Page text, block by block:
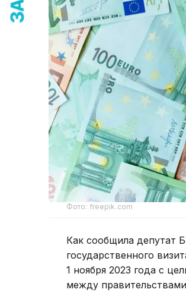
Фото: freepik.com
Как сообщила депутат
государственного
1 ноября 2023 года с
между